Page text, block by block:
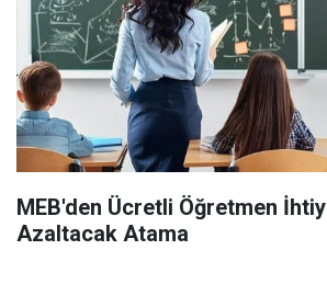
MEB'den Ücretli Öğretmen
Azaltacak Atama